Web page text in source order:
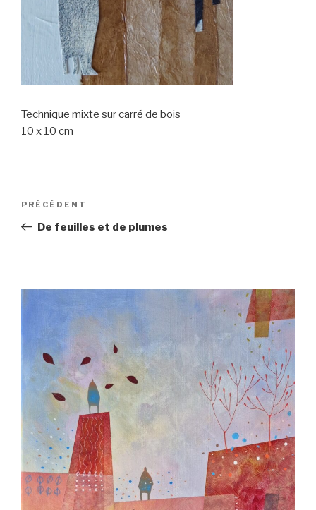
Technique mixte sur carré de bois
10 x 10 cm
Navigation
l’article
Article
précédent
PRÉCÉDENT
De feuilles et de plumes